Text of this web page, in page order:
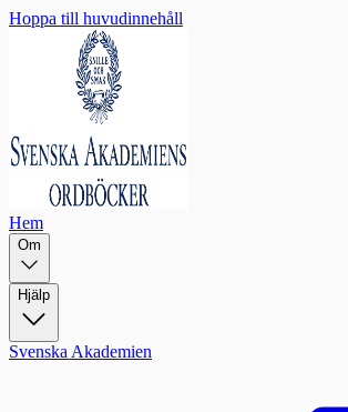
Hoppa till huvudinnehåll
Hem
Om
Hjälp
Svenska Akademien